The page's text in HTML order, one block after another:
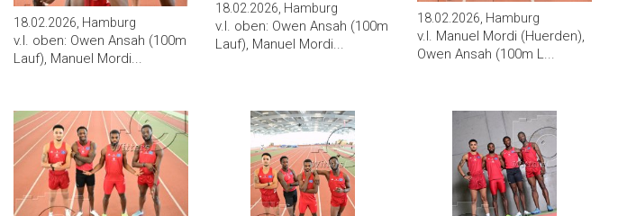
18.02.2026, Hamburg
v.l. oben: Owen Ansah (100m
Lauf), Manuel Mordi...
18.02.2026, Hamburg
v.l. oben: Owen Ansah (100m
Lauf), Manuel Mordi...
18.02.2026, Hamburg
v.l. Manuel Mordi (Huerden),
Owen Ansah (100m L...